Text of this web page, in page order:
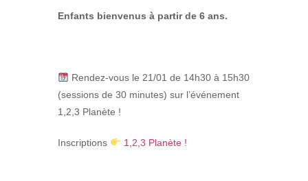
Enfants bienvenus à partir de 6 ans.
Rendez-vous le 21/01 de 14h30 à 15h30
(sessions de 30 minutes) sur l’événement
1,2,3 Planète !
Inscriptions 1,2,3 Planète !